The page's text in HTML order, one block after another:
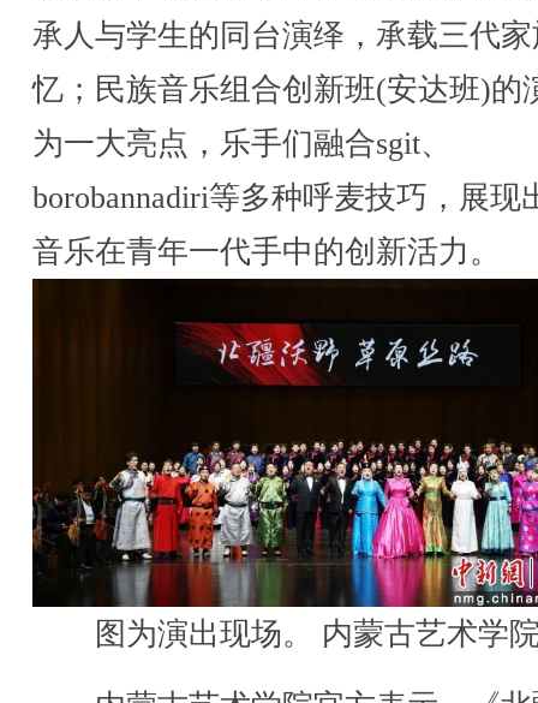
承人与学生的同台演绎，承载三代
忆；民族音乐组合创新班(安达班)的
为一大亮点，乐手们融合sgit、
borobannadiri等多种呼麦技巧，展现
音乐在青年一代手中的创新活力。
图为演出现场。 内蒙古艺术学